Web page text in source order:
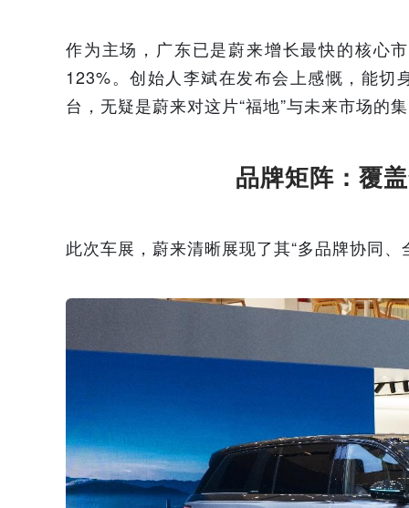
作为主场，广东已是蔚来增长最快的核心
123%。创始人李斌在发布会上感慨，能切
台，无疑是蔚来对这片“福地”与未来市场的
品牌矩阵：覆
此次车展，蔚来清晰展现了其“多品牌协同